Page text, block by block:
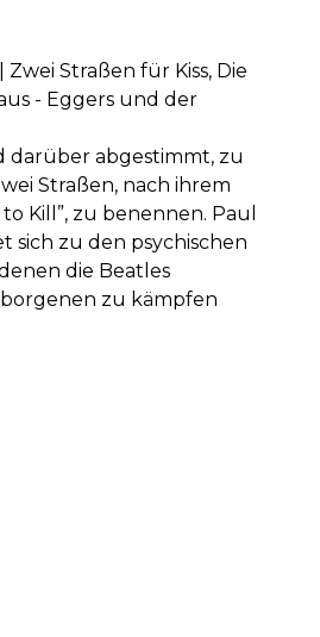
Zwei Straßen für Kiss, Die
- Eggers und der
darüber abgestimmt, zu
Straßen, nach ihrem
Kill”, zu benennen. Paul
sich zu den psychischen
die Beatles
zu kämpfen